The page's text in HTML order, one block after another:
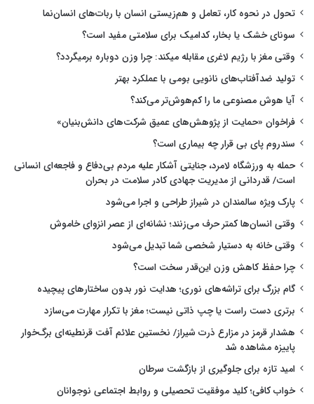
تحول در نحوه کار، تعامل و هم‌زیستی انسان با ربات‌های انسان‌نما
سونای خشک یا بخار، کدامیک برای سلامتی مفید است؟
وقتی مغز با رژیم لاغری مقابله میکند: چرا وزن دوباره برمیگردد؟
تولید ضدآفتاب‌های نانویی بومی با عملکرد بهتر
آیا هوش مصنوعی ما را کم‌هوش‌تر می‌کند؟
فراخوان «حمایت از پژوهش‌های عمیق شرکت‌های دانش‌بنیان»
سندروم پای بی قرار چه بیماری است؟
حمله به ورزشگاه لامرد، جنایتی آشکار علیه مردم بی‌دفاع و فاجعه‌ای انسانی
است/ قدردانی از مدیریت جهادی کادر سلامت در بحران
پارک ویژه سالمندان در شیراز طراحی و اجرا می‌شود
وقتی انسان‌ها کمتر حرف می‌زنند؛ نشانه‌ای از عصر انزوای خاموش
وقتی خانه به دستیار شخصی شما تبدیل می‌شود
چرا حفظ کاهش وزن این‌قدر سخت است؟
گام بزرگ برای تراشه‌های نوری؛ هدایت نور بدون ساختارهای پیچیده
برتری دست راست یا چپ ذاتی نیست؛ مغز با تکرار مهارت می‌سازد
هشدار قرمز در مزارع ذرت شیراز/ نخستین علائم آفت قرنطینه‌ای برگ‌خوار
پاییزه مشاهده شد
امید تازه برای جلوگیری از بازگشت سرطان
خواب کافی؛ کلید موفقیت تحصیلی و روابط اجتماعی نوجوانان